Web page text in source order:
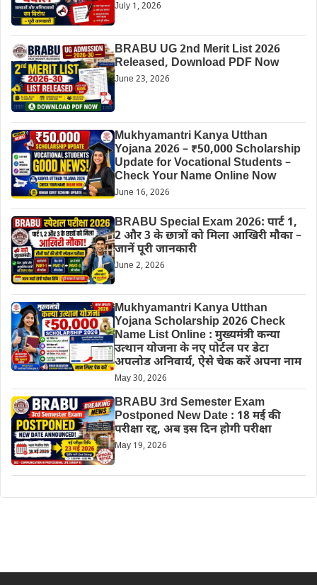
July 1, 2026
BRABU UG 2nd Merit List 2026
Released, Download PDF Now
June 23, 2026
Mukhyamantri Kanya Utthan
Yojana 2026 – ₹50,000 Scholarship
Update for Vocational Students –
Check Your Name Online Now
June 16, 2026
BRABU Special Exam 2026: पार्ट 1,
2 और 3 के छात्रों को मिला आखिरी मौका –
जानें पूरी जानकारी
June 2, 2026
Mukhyamantri Kanya Utthan
Yojana Scholarship 2026 Check
Name List Online : मुख्यमंत्री कन्या
उत्थान योजना के नए पोर्टल पर डेटा
अपलोड अनिवार्य, ऐसे चेक करें अपना नाम
May 30, 2026
BRABU 3rd Semester Exam
Postponed New Date : 18 मई की
परीक्षा रद्द, अब इस दिन होगी परीक्षा
May 19, 2026